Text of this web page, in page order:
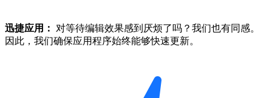
迅捷应用： 对等待编辑效果感到厌烦了吗？我们也有同感。
因此，我们确保应用程序始终能够快速更新。